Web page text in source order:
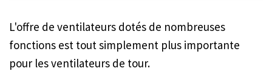
L'offre de ventilateurs dotés de nombreuses
fonctions est tout simplement plus importante
pour les ventilateurs de tour.